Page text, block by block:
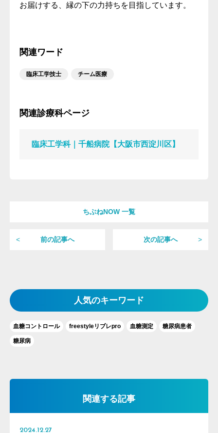
お届けする、縁の下の力持ちを目指しています。
関連ワード
臨床工学技士 チーム医療
関連診療科ページ
臨床工学科｜千船病院【大阪市西淀川区】
前の記事へ
ちぶねNOW 一覧
次の記事へ
人気のキーワード
血糖コントロール freestyleリブレpro 血糖測定 糖尿病患者
糖尿病
関連する記事
2024.12.27